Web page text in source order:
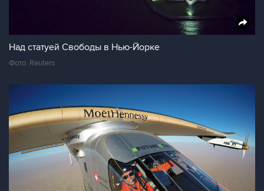
Над статуей Свободы в Нью-Йорке
Фото: Reuters